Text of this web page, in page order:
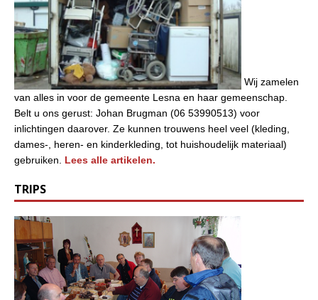
Wij zamelen
van alles in voor de gemeente Lesna en haar gemeenschap.
Belt u ons gerust: Johan Brugman (06 53990513) voor
inlichtingen daarover. Ze kunnen trouwens heel veel (kleding,
dames-, heren- en kinderkleding, tot huishoudelijk materiaal)
gebruiken. Lees alle artikelen.
TRIPS